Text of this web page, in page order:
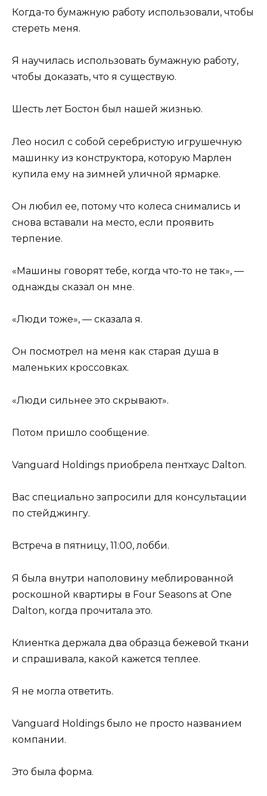
Когда-то бумажную работу использовали, чтобы
стереть меня.
Я научилась использовать бумажную работу,
чтобы доказать, что я существую.
Шесть лет Бостон был нашей жизнью.
Лео носил с собой серебристую игрушечную
машинку из конструктора, которую Марлен
купила ему на зимней уличной ярмарке.
Он любил ее, потому что колеса снимались и
снова вставали на место, если проявить
терпение.
«Машины говорят тебе, когда что-то не так», —
однажды сказал он мне.
«Люди тоже», — сказала я.
Он посмотрел на меня как старая душа в
маленьких кроссовках.
«Люди сильнее это скрывают».
Потом пришло сообщение.
Vanguard Holdings приобрела пентхаус Dalton.
Вас специально запросили для консультации
по стейджингу.
Встреча в пятницу, 11:00, лобби.
Я была внутри наполовину меблированной
роскошной квартиры в Four Seasons at One
Dalton, когда прочитала это.
Клиентка держала два образца бежевой ткани
и спрашивала, какой кажется теплее.
Я не могла ответить.
Vanguard Holdings было не просто названием
компании.
Это была форма.